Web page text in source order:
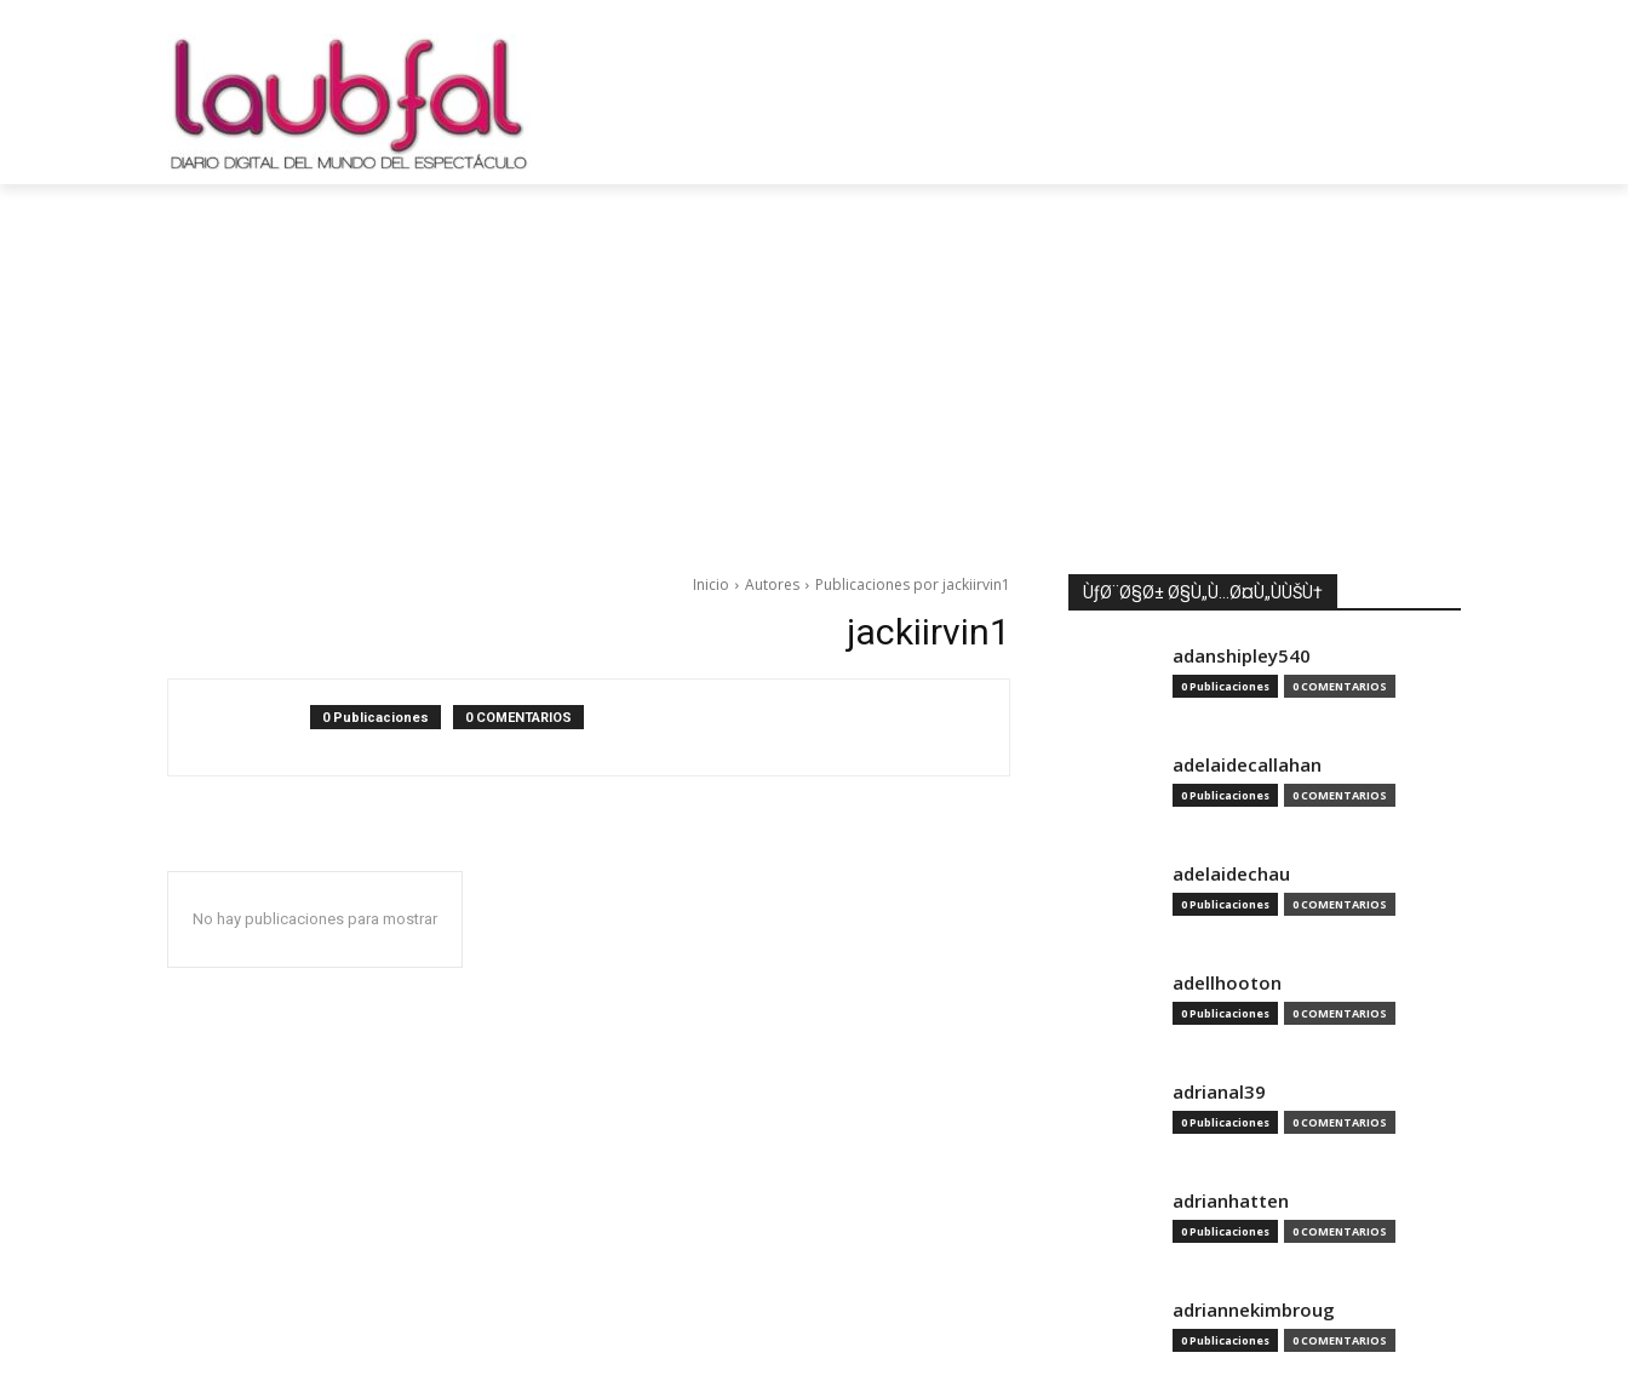
Inicio Autores Publicaciones por jackiirvin1
jackiirvin1
0 Publicaciones 0 COMENTARIOS
No hay publicaciones para mostrar
ÙƒØ¨Ø§Ø± Ø§Ù„Ù…Ø¤Ù„ÙÙŠÙ†
adanshipley540
0 Publicaciones 0 COMENTARIOS
adelaidecallahan
0 Publicaciones 0 COMENTARIOS
adelaidechau
0 Publicaciones 0 COMENTARIOS
adellhooton
0 Publicaciones 0 COMENTARIOS
adrianal39
0 Publicaciones 0 COMENTARIOS
adrianhatten
0 Publicaciones 0 COMENTARIOS
adriannekimbroug
0 Publicaciones 0 COMENTARIOS